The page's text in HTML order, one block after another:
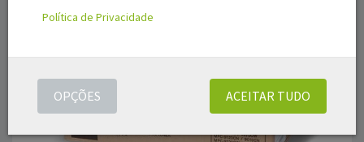
Política de Privacidade
ACEITAR TUDO
OPÇÕES